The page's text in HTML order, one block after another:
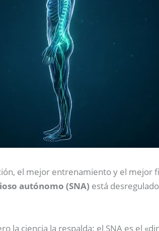
el mejor entrenamiento y el mejor
autónomo (SNA) está
la ciencia la respalda: el SNA es el